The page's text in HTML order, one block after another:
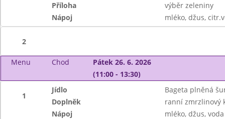
Příloha
výběr zeleniny
Nápoj
mléko, džus,
2
Menu Chod
Pátek 26. 6. 2026
(11:00 - 13:30)
1
Jídlo
Bageta plněná
Doplněk
ranní zmrzlinový
Nápoj
mléko, džus, voda